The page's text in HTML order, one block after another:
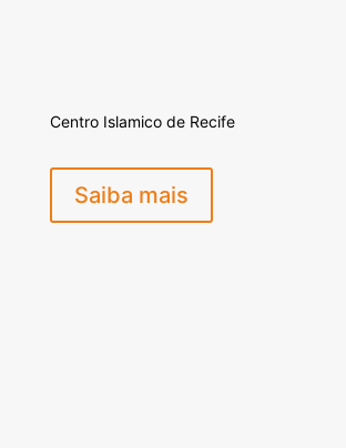
Centro Islamico de Recife
Saiba mais